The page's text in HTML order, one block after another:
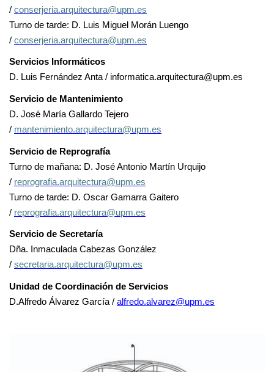
/ conserjeria.arquitectura@upm.es
Turno de tarde: D. Luis Miguel Morán Luengo
/ conserjeria.arquitectura@upm.es
Servicios Informáticos
D. Luis Fernández Anta / informatica.arquitectura@upm.es
Servicio de Mantenimiento
D. José María Gallardo Tejero
/ mantenimiento.arquitectura@upm.es
Servicio de Reprografía
Turno de mañana: D. José Antonio Martín Urquijo
/ reprografia.arquitectura@upm.es
Turno de tarde: D. Oscar Gamarra Gaitero
/ reprografia.arquitectura@upm.es
Servicio de Secretaría
Dña. Inmaculada Cabezas González
/ secretaria.arquitectura@upm.es
Unidad de Coordinación de Servicios
D.Alfredo Álvarez García / alfredo.alvarez@upm.es